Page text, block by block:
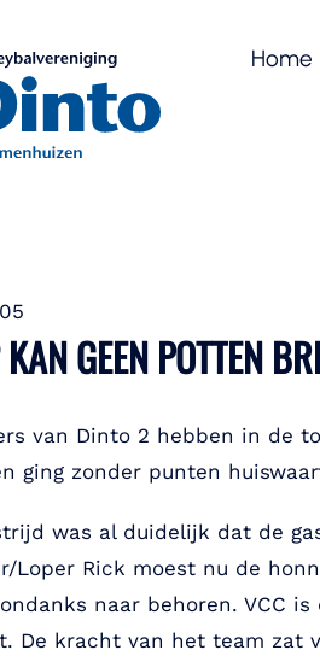
Home
GEEN POTTEN
van Dinto 2 hebben in de
ging zonder punten
was al duidelijk dat de
Loper Rick moest nu de
naar behoren. VCC
De kracht van het team zat